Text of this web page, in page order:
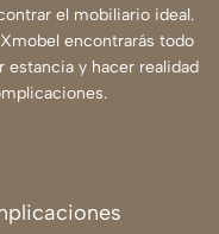
el mobiliario ideal.
encontrarás todo
estancia y hacer realidad